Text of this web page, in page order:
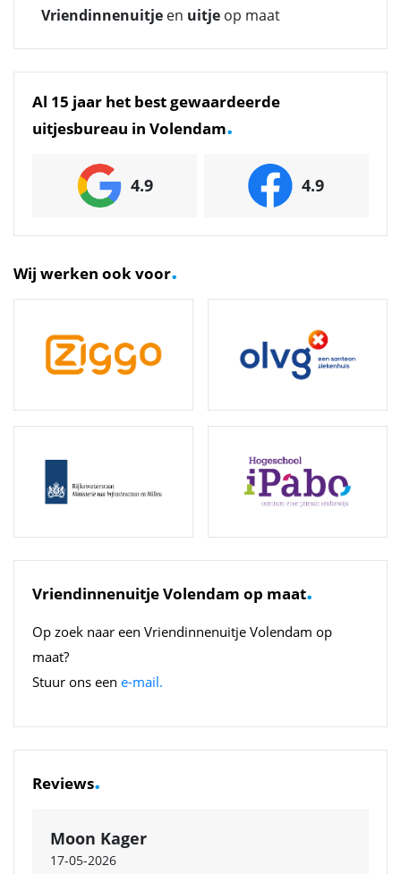
Vriendinnenuitje en uitje op maat
Al 15 jaar het best gewaardeerde
uitjesbureau in Volendam.
4.9 4.9
Wij werken ook voor.
Vriendinnenuitje Volendam op maat.
Op zoek naar een Vriendinnenuitje Volendam op
maat?
Stuur ons een e-mail.
Reviews.
Moon Kager
17-05-2026